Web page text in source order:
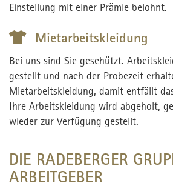
Einstellung mit einer Prämie belohnt.
Mietarbeitskleidung
Bei uns sind Sie geschützt.
gestellt und nach der Probezeit
Mietarbeitskleidung, damit entfällt
Ihre Arbeitskleidung wird abgeholt,
wieder zur Verfügung gestellt.
DIE RADEBERGER
ARBEITGEBER